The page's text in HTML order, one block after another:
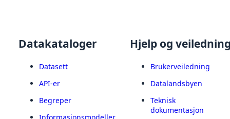
Datakataloger
Datasett
API-er
Begreper
Hjelp og
Brukerveiledning
Datalandsbyen
Teknisk
dokumentasjon